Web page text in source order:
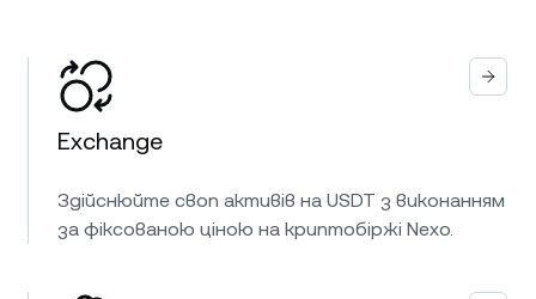
Exchange
Здійснюйте своп активів на USDT з виконанням
за фіксованою ціною на криптобіржі Nexo.